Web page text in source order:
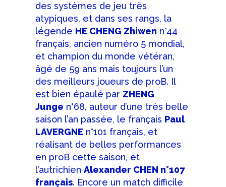
des systèmes de jeu très
atypiques, et dans ses rangs, la
légende HE CHENG Zhiwen n°44
français, ancien numéro 5 mondial,
et champion du monde vétéran,
âgé de 59 ans mais toujours l’un
des meilleurs joueurs de proB. Il
est bien épaulé par ZHENG
Junge n°68, auteur d’une très belle
saison l’an passée, le français Paul
LAVERGNE n°101 français, et
réalisant de belles performances
en proB cette saison, et
l’autrichien Alexander CHEN n°107
français. Encore un match difficile